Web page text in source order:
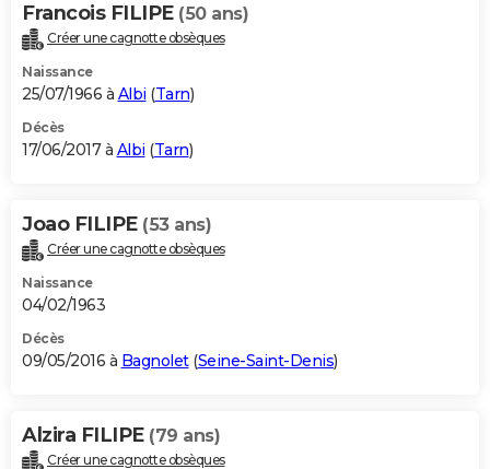
Francois FILIPE (50 ans)
Créer une cagnotte obsèques
Naissance
25/07/1966 à Albi (Tarn)
Décès
17/06/2017 à Albi (Tarn)
Joao FILIPE (53 ans)
Créer une cagnotte obsèques
Naissance
04/02/1963
Décès
09/05/2016 à Bagnolet(Seine-Saint-Denis)
Alzira FILIPE (79 ans)
Créer une cagnotte obsèques